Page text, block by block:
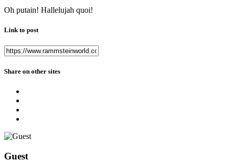
Oh putain! Hallelujah quoi!
Link to post
Share on other sites
Guest